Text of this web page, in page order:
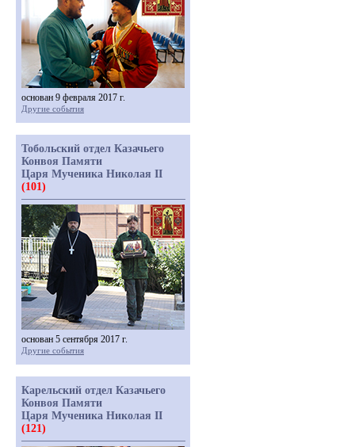
основан 9 февраля 2017 г.
Другие события
Тобольский отдел Казачьего
Конвоя Памяти
Царя Мученика Николая II
(101)
основан 5 сентября 2017 г.
Другие события
Карельский отдел Казачьего
Конвоя Памяти
Царя Мученика Николая II
(121)